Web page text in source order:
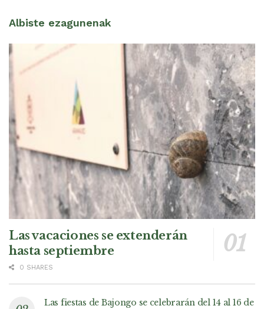
Albiste ezagunenak
Las vacaciones se extenderán
hasta septiembre
0 SHARES
Las fiestas de Bajongo se celebrarán del 14 al 16 de